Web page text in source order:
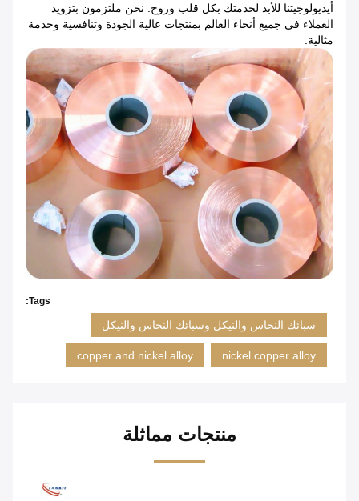
أيديولوجيتنا للأبد لخدمتك بكل قلب وروح. نحن ملتزمون بتزويد
العملاء في جميع أنحاء العالم بمنتجات عالية الجودة وتنافسية وخدمة
مثالية.
Tags:
سبائك النحاس والنيكل وسبائك النحاس والنيكل
nickel copper alloy
copper and nickel alloy
منتجات مماثلة